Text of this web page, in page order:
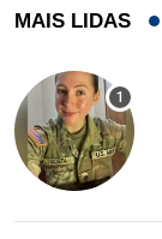
MAIS LIDAS